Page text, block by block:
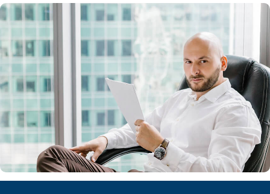
Чтобы посмотреть следующий объект
листайте слайдер